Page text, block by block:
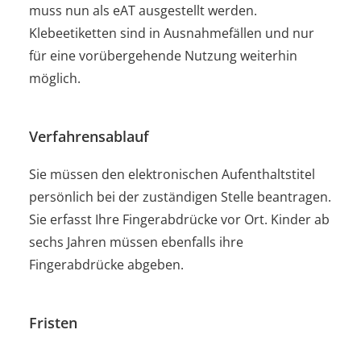
muss nun als eAT ausgestellt werden.
Klebeetiketten sind in Ausnahmefällen und nur
für eine vorübergehende Nutzung weiterhin
möglich.
Verfahrensablauf
Sie müssen den elektronischen Aufenthaltstitel
persönlich bei der zuständigen Stelle beantragen.
Sie erfasst Ihre Fingerabdrücke vor Ort. Kinder ab
sechs Jahren müssen ebenfalls ihre
Fingerabdrücke abgeben.
Fristen